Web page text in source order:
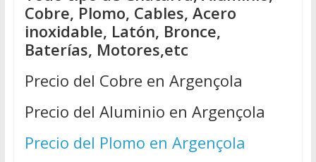
Cobre, Plomo, Cables, Acero
inoxidable, Latón, Bronce,
Baterías, Motores,etc
Precio del Cobre en Argençola
Precio del Aluminio en Argençola
Precio del Plomo en Argençola